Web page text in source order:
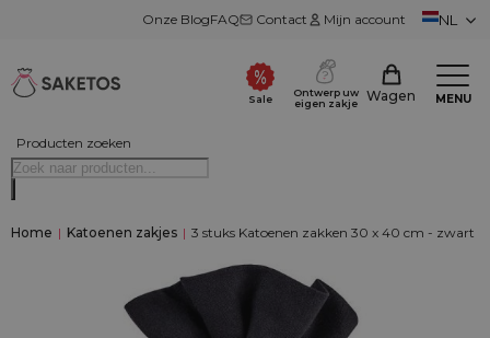
Onze BlogFAQ Contact Mijn account NL
Producten zoeken
Sale
Ontwerp uw
eigen zakje
Wagen MENU
Home | Katoenen zakjes | 3 stuks Katoenen zakken 30 x 40 cm - zwart